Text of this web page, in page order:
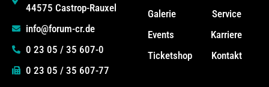
44575 Castrop-Rauxel
info@forum-cr.de
0 23 05 / 35 607-0
0 23 05 / 35 607-77
Galerie
Events
Ticketshop
Service
Karriere
Kontakt